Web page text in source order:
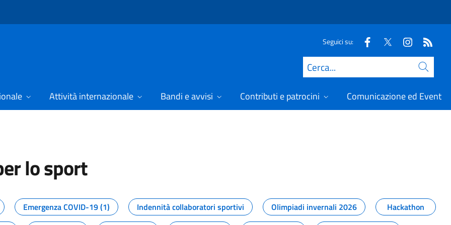
Seguici su:
Cerca
Attività internazionale Bandi e avvisi Contributi e patrocini Comunicazione ed Eventi
lo sport
dal Dipartimento per lo sport
Emergenza COVID-19 (1) Indennità collaboratori sportivi Olimpiadi invernali 2026
Hackathon